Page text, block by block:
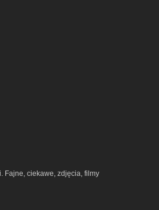
Fajne, ciekawe, zdjęcia, filmy